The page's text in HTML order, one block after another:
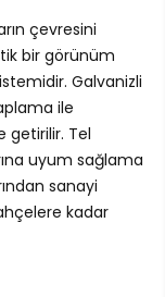
çevresini
bir görünüm
Galvanizli
ile
getirilir. Tel
uyum sağlama
sanayi
kadar